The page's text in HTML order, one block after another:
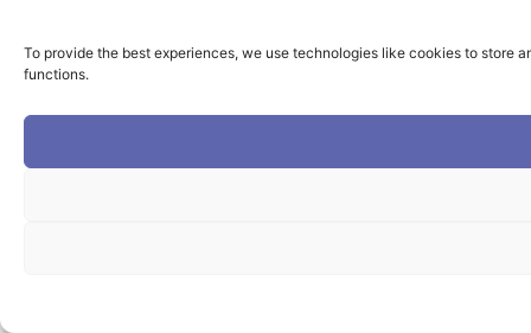
To provide the best experiences, we use technologies like cookies to store
functions.